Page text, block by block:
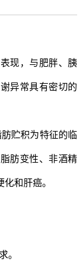
现，与肥胖、胰
异常具有密切的
贮积为特征的临
肪变性、非酒精
和肝癌。
。